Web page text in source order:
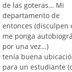
de las goteras… Mi
departamento de
entonces (disculpen
me ponga
por una vez…)
tenía buena
para un estudiante